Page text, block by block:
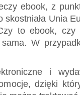
ebook, z
skostniała Unia
to ebook, czy
W
i
dzięki